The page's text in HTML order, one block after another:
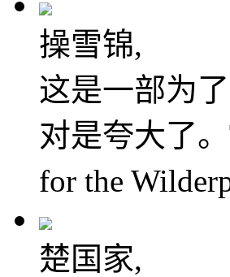
操雪锦,
这是一部为
对是夸大了
for the
楚国家,